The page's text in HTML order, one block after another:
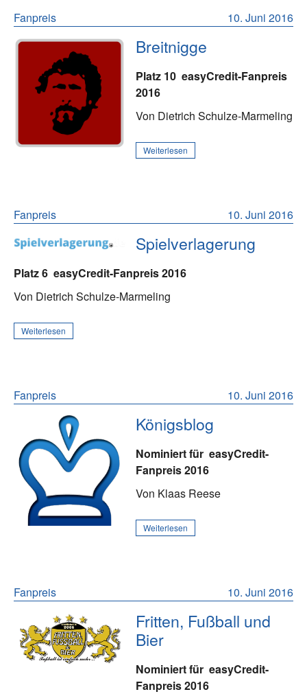
10. Juni 2016
Fanpreis
Breitnigge
Platz 10 easyCredit-Fanpreis
2016
Von Dietrich Schulze-Marmeling
Weiterlesen
10. Juni 2016
Fanpreis
Spielverlagerung
Platz 6 easyCredit-Fanpreis 2016
Von Dietrich Schulze-Marmeling
Weiterlesen
10. Juni 2016
Fanpreis
Königsblog
Nominiert für easyCredit-
Fanpreis 2016
Von Klaas Reese
Weiterlesen
10. Juni 2016
Fanpreis
Fritten, Fußball und
Bier
Nominiert für easyCredit-
Fanpreis 2016